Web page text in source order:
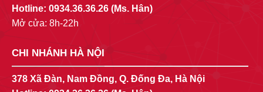
Hotline: 0934.36.36.26 (Ms. Hân)
Mở cửa: 8h-22h
CHI NHÁNH HÀ NỘI
378 Xã Đàn, Nam Đồng, Q. Đống Đa, Hà Nội